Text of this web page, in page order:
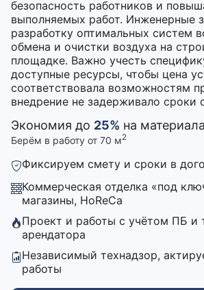
безопасность работников и
выполняемых работ. Инженерные
разработку оптимальных систем
обмена и очистки воздуха на
площадке. Важно учесть
доступные ресурсы, чтобы цена
соответствовала возможностям
внедрение не задерживало сроки
Экономия до 25% на
Берём в работу от 70 м2
Фиксируем смету и сроки в
Коммерческая отделка «под
магазины, HoReCa
Проект и работы с учётом ПБ и
арендатора
Независимый технадзор,
работы